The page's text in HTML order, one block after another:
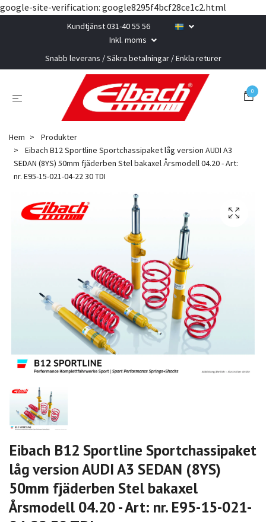
google-site-verification: google8295f4bcf28ce1c2.html
Kundtjänst 031-40 55 56
Inkl. moms
Snabb leverans / Säkra betalningar / Enkla returer
0
Hem
Produkter
Eibach B12 Sportline Sportchassipaket låg version AUDI A3
SEDAN (8YS) 50mm fjäderben Stel bakaxel Årsmodell 04.20 - Art:
nr. E95-15-021-04-22 30 TDI
Eibach B12 Sportline Sportchassipaket
låg version AUDI A3 SEDAN (8YS)
50mm fjäderben Stel bakaxel
Årsmodell 04.20 - Art: nr. E95-15-021-